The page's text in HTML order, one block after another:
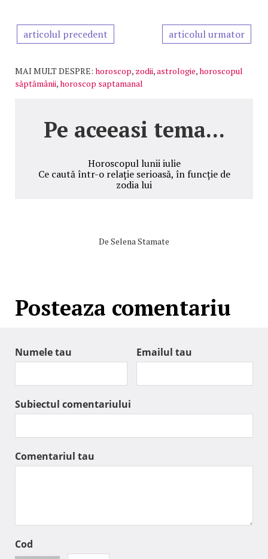
articolul precedent articolul urmator
MAI MULT DESPRE: horoscop, zodii,astrologie,horoscopul
săptămânii,horoscop saptamanal
Pe aceeasi tema...
Horoscopul lunii iulie
Ce caută într-o relație serioasă, în funcție de
zodia lui
De Selena Stamate
Posteaza comentariu
Numele tau Emailul tau
Subiectul comentariului
Comentariul tau
Cod